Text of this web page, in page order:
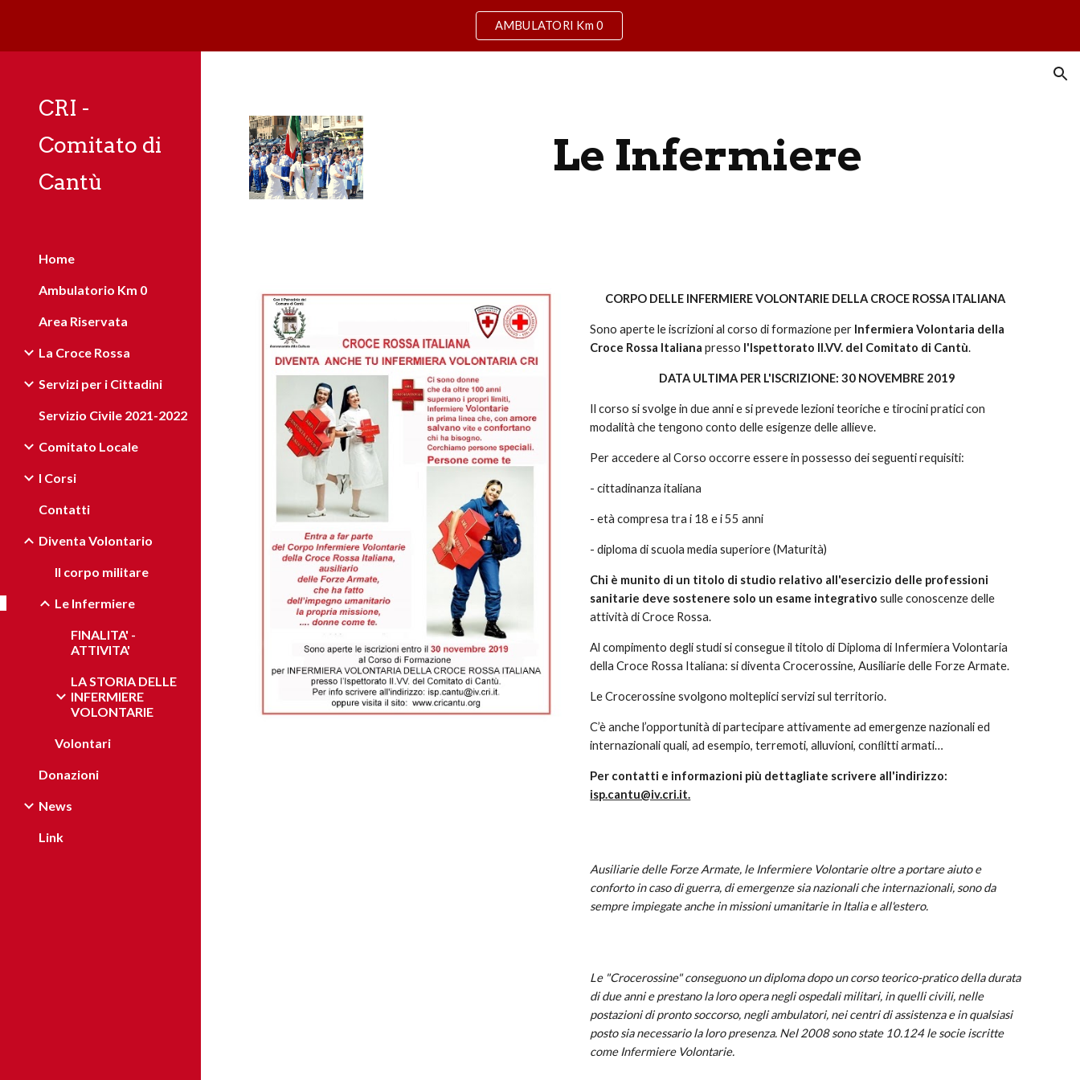
AMBULATORI Km 0
CRI -
Comitato di
Cantù
Home
Ambulatorio Km 0
Area Riservata
La Croce Rossa
Servizi per i Cittadini
Servizio Civile 2021-2022
Comitato Locale
I Corsi
Contatti
Diventa Volontario
Il corpo militare
Le Infermiere
FINALITA' -
ATTIVITA'
LA STORIA DELLE
INFERMIERE
VOLONTARIE
Volontari
Donazioni
News
Link
Le Infermiere
CORPO DELLE INFERMIERE VOLONTARIE DELLA CROCE ROSSA ITALIANA
Sono aperte le iscrizioni al corso di formazione per Infermiera Volontaria della
Croce Rossa Italiana presso l'Ispettorato II.VV. del Comitato di Cantù.
DATA ULTIMA PER L'ISCRIZIONE: 30 NOVEMBRE 2019
Il corso si svolge in due anni e si prevede lezioni teoriche e tirocini pratici con
modalità che tengono conto delle esigenze delle allieve.
Per accedere al Corso occorre essere in possesso dei seguenti requisiti:
- cittadinanza italiana
- età compresa tra i 18 e i 55 anni
- diploma di scuola media superiore (Maturità)
Chi è munito di un titolo di studio relativo all'esercizio delle professioni
sanitarie deve sostenere solo un esame integrativo sulle conoscenze delle
attività di Croce Rossa.
Al compimento degli studi si consegue il titolo di Diploma di Infermiera Volontaria
della Croce Rossa Italiana: si diventa Crocerossine, Ausiliarie delle Forze Armate.
Le Crocerossine svolgono molteplici servizi sul territorio.
C’è anche l’opportunità di partecipare attivamente ad emergenze nazionali ed
internazionali quali, ad esempio, terremoti, alluvioni, conﬂitti armati…
Per contatti e informazioni più dettagliate scrivere all'indirizzo:
isp.cantu@iv.cri.it.
Ausiliarie delle Forze Armate, le Infermiere Volontarie oltre a portare aiuto e
conforto in caso di guerra, di emergenze sia nazionali che internazionali, sono da
sempre impiegate anche in missioni umanitarie in Italia e all'estero.
Le "Crocerossine" conseguono un diploma dopo un corso teorico-pratico della durata
di due anni e prestano la loro opera negli ospedali militari, in quelli civili, nelle
postazioni di pronto soccorso, negli ambulatori, nei centri di assistenza e in qualsiasi
posto sia necessario la loro presenza. Nel 2008 sono state 10.124 le socie iscritte
come Infermiere Volontarie.